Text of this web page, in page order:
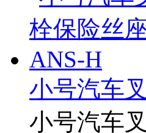
小号汽车
小号汽车